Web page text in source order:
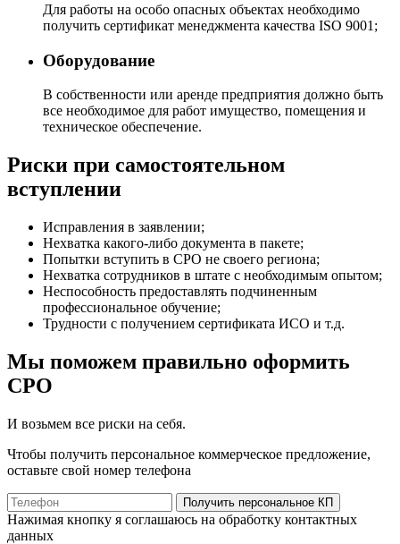
Для работы на особо опасных объектах необходимо
получить сертификат менеджмента качества ISO 9001;
Оборудование
В собственности или аренде предприятия должно быть
все необходимое для работ имущество, помещения и
техническое обеспечение.
Риски при самостоятельном
вступлении
Исправления в заявлении;
Нехватка какого-либо документа в пакете;
Попытки вступить в СРО не своего региона;
Нехватка сотрудников в штате с необходимым опытом;
Неспособность предоставлять подчиненным
профессиональное обучение;
Трудности с получением сертификата ИСО и т.д.
Мы поможем правильно оформить
СРО
И возьмем все риски на себя.
Чтобы получить персональное коммерческое предложение,
оставьте свой номер телефона
Получить персональное КП
Нажимая кнопку я соглашаюсь на обработку контактных
данных